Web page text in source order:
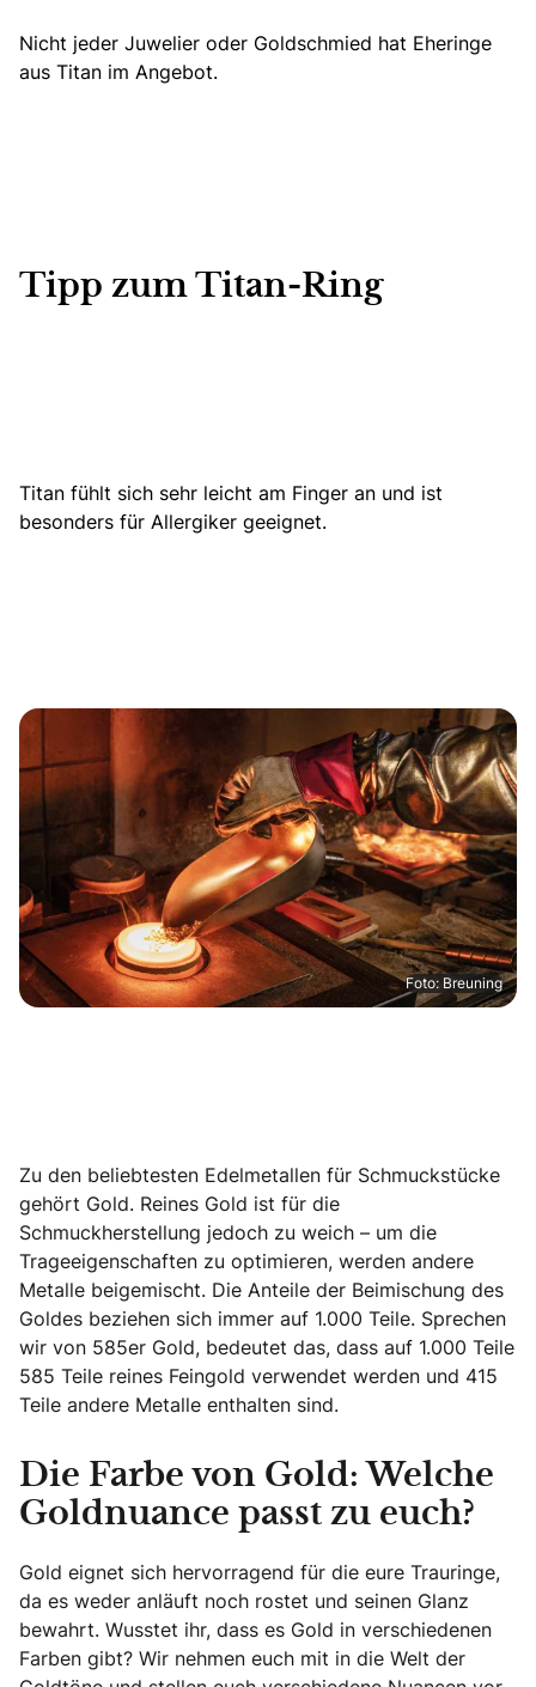
Nicht jeder Juwelier oder Goldschmied hat Eheringe
aus Titan im Angebot.
Tipp zum Titan-Ring
Titan fühlt sich sehr leicht am Finger an und ist
besonders für Allergiker geeignet.
Foto: Breuning
Zu den beliebtesten Edelmetallen für Schmuckstücke
gehört Gold. Reines Gold ist für die
Schmuckherstellung jedoch zu weich – um die
Trageeigenschaften zu optimieren, werden andere
Metalle beigemischt. Die Anteile der Beimischung des
Goldes beziehen sich immer auf 1.000 Teile. Sprechen
wir von 585er Gold, bedeutet das, dass auf 1.000 Teile
585 Teile reines Feingold verwendet werden und 415
Teile andere Metalle enthalten sind.
Die Farbe von Gold: Welche
Goldnuance passt zu euch?
Gold eignet sich hervorragend für die eure Trauringe,
da es weder anläuft noch rostet und seinen Glanz
bewahrt. Wusstet ihr, dass es Gold in verschiedenen
Farben gibt? Wir nehmen euch mit in die Welt der